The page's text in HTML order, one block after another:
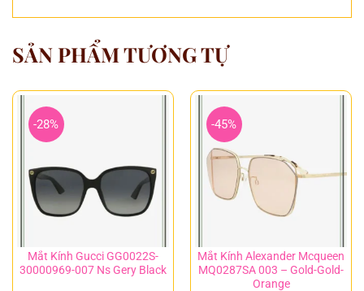
SẢN PHẨM TƯƠNG TỰ
-28%
Mắt Kính Gucci GG0022S-
30000969-007 Ns Gery Black
-45%
Mắt Kính Alexander Mcqueen
MQ0287SA 003 – Gold-Gold-
Orange